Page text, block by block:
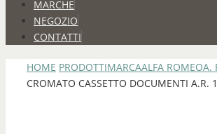
MARCHE
NEGOZIO
CONTATTI
HOME PRODOTTIMARCAALFA ROMEOA.
CROMATO CASSETTO DOCUMENTI